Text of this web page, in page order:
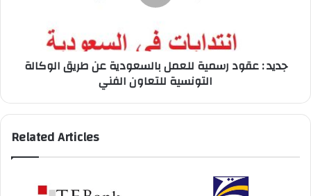
التونسية
جديد : عقود رسمية للعمل بالسعودية عن طريق الوكالة
التونسية للتعاون الفني
Related Articles